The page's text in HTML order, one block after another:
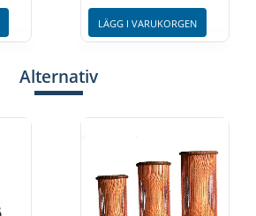
LÄGG I VARUKORGEN
Alternativ